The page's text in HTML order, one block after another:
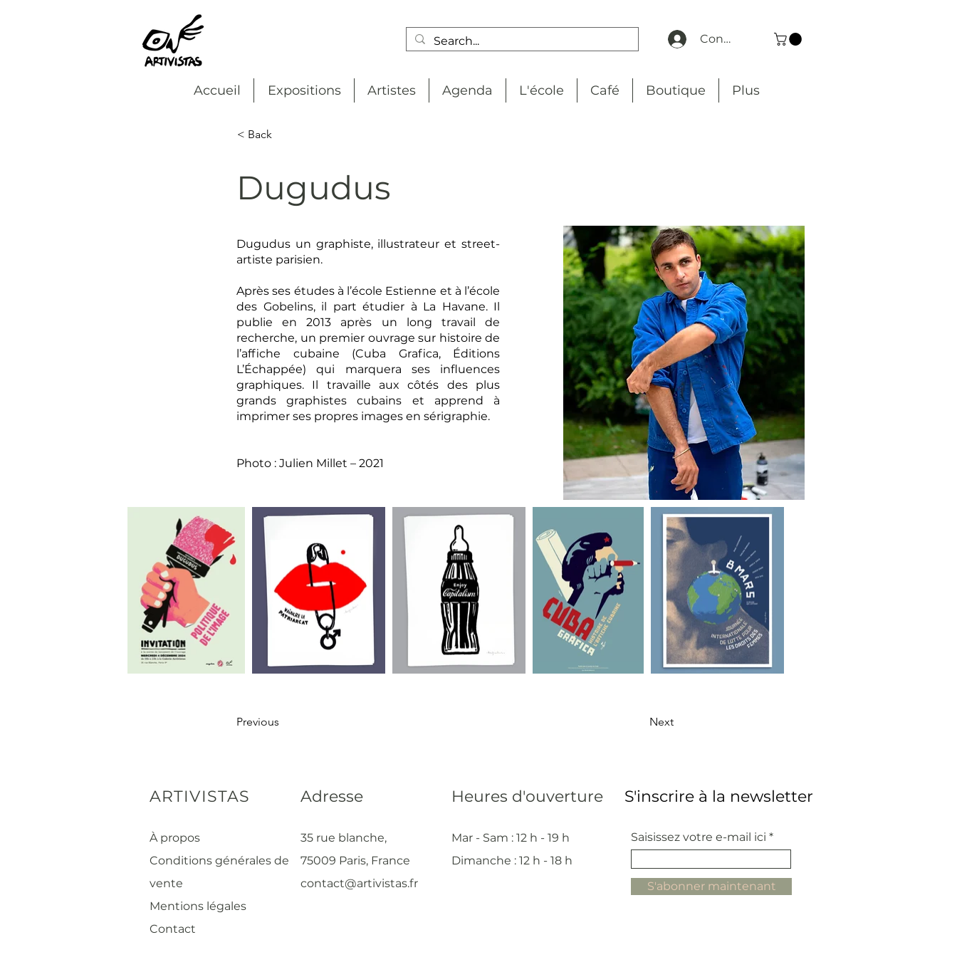
Connexion
Accueil Expositions Artistes Agenda L'école Café Boutique Plus
< Back
Dugudus
Dugudus un graphiste, illustrateur et street-
artiste parisien.
Après ses études à l’école Estienne et à l’école
des Gobelins, il part étudier à La Havane. Il
publie en 2013 après un long travail de
recherche, un premier ouvrage sur histoire de
l’affiche cubaine (Cuba Grafica, Éditions
L’Échappée) qui marquera ses influences
graphiques. Il travaille aux côtés des plus
grands graphistes cubains et apprend à
imprimer ses propres images en sérigraphie.
Photo : Julien Millet – 2021
Previous Next
ARTIVISTAS Adresse Heures d'ouverture
À propos
Conditions générales de
vente
Mentions légales
Contact
35 rue blanche,
75009 Paris, France
contact@artivistas.fr
Mar - Sam : 12 h - 19 h
Dimanche : 12 h - 18 h
S'inscrire à la newsletter
Saisissez votre e-mail ici
S'abonner maintenant